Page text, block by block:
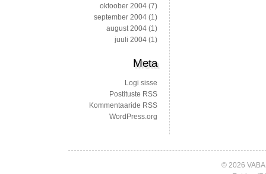
oktoober 2004 (7)
september 2004 (1)
august 2004 (1)
juuli 2004 (1)
Meta
Logi sisse
Postituste RSS
Kommentaaride RSS
WordPress.org
© 2026